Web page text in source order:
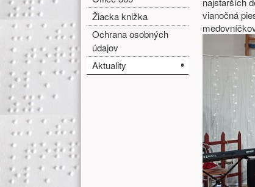
Žiacka knižka
Ochrana osobných
údajov
Aktuality
vianočná